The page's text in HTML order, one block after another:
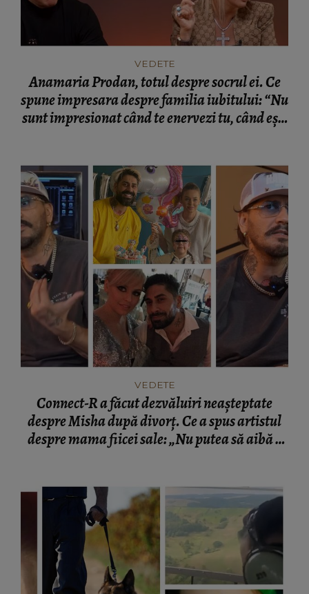
VEDETE
Anamaria Prodan, totul despre socrul ei. Ce
spune impresara despre familia iubitului: “Nu
sunt impresionat când te enervezi tu, când ești
VEDETE
Connect-R a făcut dezvăluiri neașteptate
despre Misha după divorț. Ce a spus artistul
despre mama fiicei sale: „Nu putea să aibă o